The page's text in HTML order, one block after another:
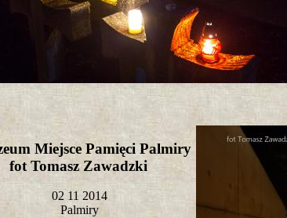
Miejsce Pamięci Palmiry
fot Tomasz Zawadzki
02 11 2014
Palmiry